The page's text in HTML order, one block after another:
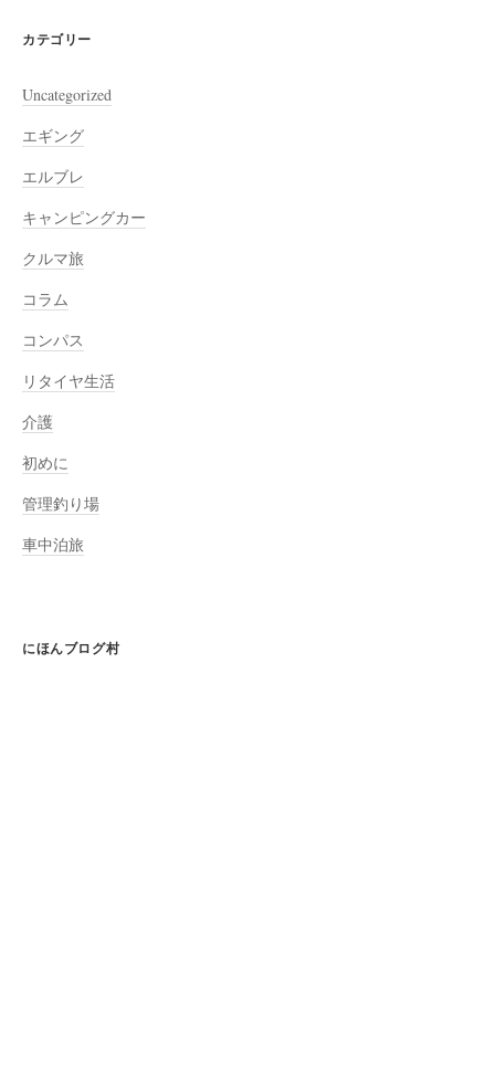
カテゴリー
Uncategorized
エギング
エルブレ
キャンピングカー
クルマ旅
コラム
コンパス
リタイヤ生活
介護
初めに
管理釣り場
車中泊旅
にほんブログ村